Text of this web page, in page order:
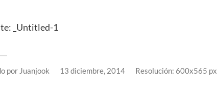
_Untitled-1
por Juanjook 13 diciembre, 2014 Resolución: 600x565 px